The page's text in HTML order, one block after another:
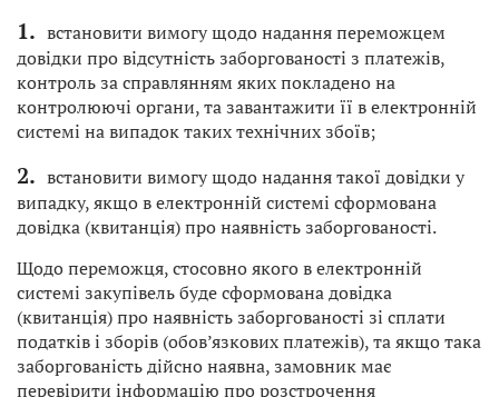
встановити вимогу щодо надання переможцем
довідки про відсутність заборгованості з платежів,
контроль за справлянням яких покладено на
контролюючі органи, та завантажити її в електронній
системі на випадок таких технічних збоїв;
встановити вимогу щодо надання такої довідки у
випадку, якщо в електронній системі сформована
довідка (квитанція) про наявність заборгованості.
Щодо переможця, стосовно якого в електронній
системі закупівель буде сформована довідка
(квитанція) про наявність заборгованості зі сплати
податків і зборів (обов’язкових платежів), та якщо така
заборгованість дійсно наявна, замовник має
перевірити інформацію про розстрочення